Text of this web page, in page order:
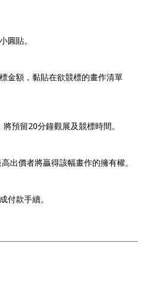
圓貼。
金額，黏貼在欲競標的畫作清單
預留20分鐘觀展及競標時間。
出價者將贏得該幅畫作的擁有權。
付款手續。